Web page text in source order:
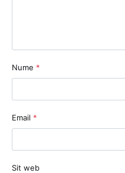
Nume *
Email *
Sit web